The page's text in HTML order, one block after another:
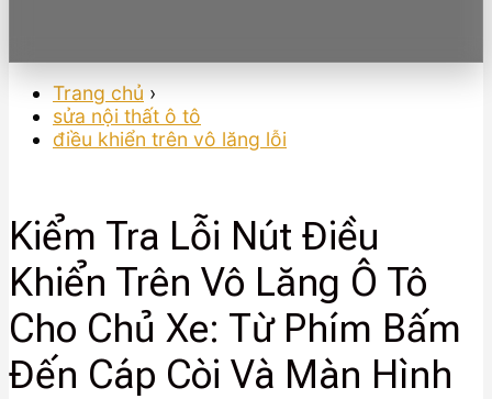
Trang chủ ›
sửa nội thất ô tô
điều khiển trên vô lăng lỗi
Kiểm Tra Lỗi Nút Điều
Khiển Trên Vô Lăng Ô Tô
Cho Chủ Xe: Từ Phím Bấm
Đến Cáp Còi Và Màn Hình